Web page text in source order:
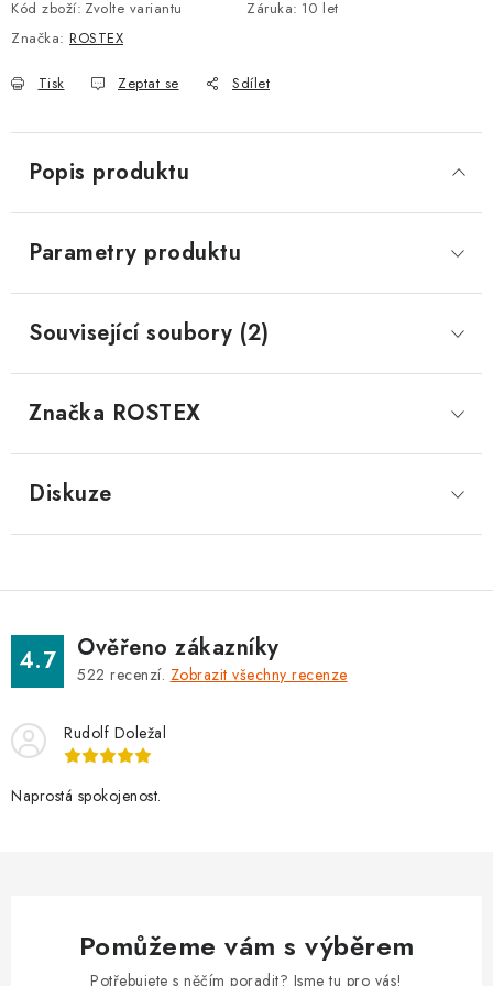
Kód zboží: Zvolte variantu Záruka: 10 let
Značka: ROSTEX
Tisk Zeptat se Sdílet
Popis produktu
Parametry produktu
Související soubory (2)
Značka ROSTEX
Diskuze
4.7 Ověřeno zákazníky
522 recenzí. Zobrazit všechny recenze
Rudolf Doležal
Naprostá spokojenost.
Pomůžeme vám s výběrem
Potřebujete s něčím poradit? Jsme tu pro vás!